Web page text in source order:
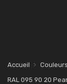
Accueil
RAL 095 90 20